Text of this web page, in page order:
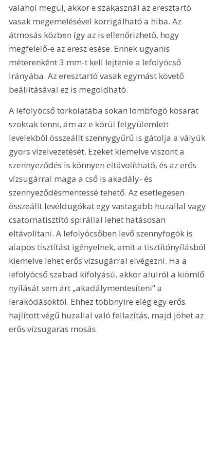
valahol megül, akkor e szakasznál az eresztartó
vasak megemelésével korrigálható a hiba. Az
átmosás közben így az is ellenőrizhető, hogy
megfelelő-e az eresz esése. Ennek ugyanis
méterenként 3 mm-t kell lejtenie a lefolyócső
irányába. Az eresztartó vasak egymást követő
beállításával ez is megoldható.
A lefolyócső torkolatába sokan lombfogó kosarat
szoktak tenni, ám az e körül felgyülemlett
levelekből összeállt szennygyűrű is gátolja a vályúk
gyors vízelvezetését. Ezeket kiemelve viszont a
szennyeződés is könnyen eltávolítható, és az erős
vízsugárral maga a cső is akadály- és
szennyeződésmentessé tehető. Az esetlegesen
összeállt levéldugókat egy vastagabb huzallal vagy
csatornatisztító spirállal lehet hatásosan
eltávolítani. A lefolyócsőben levő szennyfogók is
alapos tisztítást igényelnek, amit a tisztítónyílásból
kiemelve lehet erős vízsugárral elvégezni. Ha a
lefolyócső szabad kifolyású, akkor alulról a kiömlő
nyílását sem árt „akadálymentesíteni” a
lerakódásoktól. Ehhez többnyire elég egy erős
hajlított végű huzallal való fellazítás, majd jöhet az
erős vízsugaras mosás.